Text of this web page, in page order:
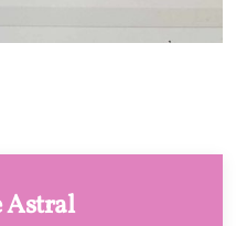
Astral